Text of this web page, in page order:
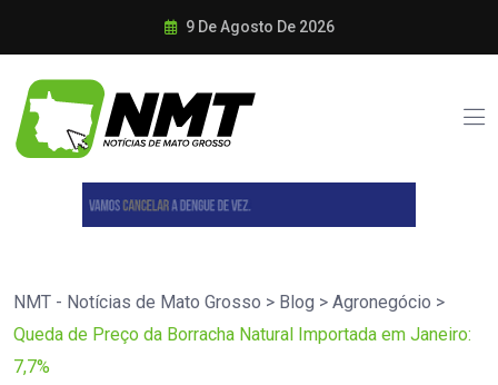
9 De Agosto De 2026
NMT - Notícias de Mato Grosso > Blog > Agronegócio >
Queda de Preço da Borracha Natural Importada em Janeiro:
7,7%